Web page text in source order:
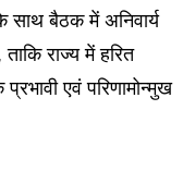
साथ बैठक में अनिवार्य
राज्य में हरित
एवं परिणामोन्मुख